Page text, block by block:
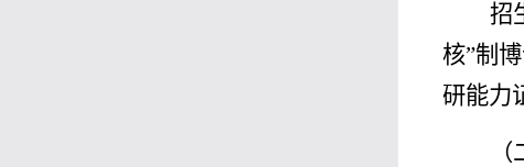
招
核”制
研能力